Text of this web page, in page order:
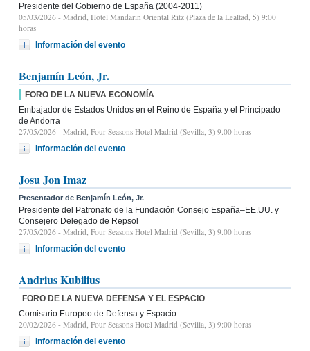
Presidente del Gobierno de España (2004-2011)
05/03/2026 - Madrid, Hotel Mandarin Oriental Ritz (Plaza de la Lealtad, 5) 9:00
horas
Información del evento
Benjamín León, Jr.
FORO DE LA NUEVA ECONOMÍA
Embajador de Estados Unidos en el Reino de España y el Principado
de Andorra
27/05/2026 - Madrid, Four Seasons Hotel Madrid (Sevilla, 3) 9.00 horas
Información del evento
Josu Jon Imaz
Presentador de Benjamín León, Jr.
Presidente del Patronato de la Fundación Consejo España–EE.UU. y
Consejero Delegado de Repsol
27/05/2026 - Madrid, Four Seasons Hotel Madrid (Sevilla, 3) 9.00 horas
Información del evento
Andrius Kubilius
FORO DE LA NUEVA DEFENSA Y EL ESPACIO
Comisario Europeo de Defensa y Espacio
20/02/2026 - Madrid, Four Seasons Hotel Madrid (Sevilla, 3) 9:00 horas
Información del evento